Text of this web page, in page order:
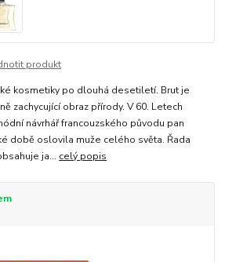
produkt
kosmetiky po dlouhá desetiletí. Brut je
zachycující obraz přírody. V 60. Letech
návrhář francouzského původu pan
době oslovila muže celého světa. Řada
ja... celý popis